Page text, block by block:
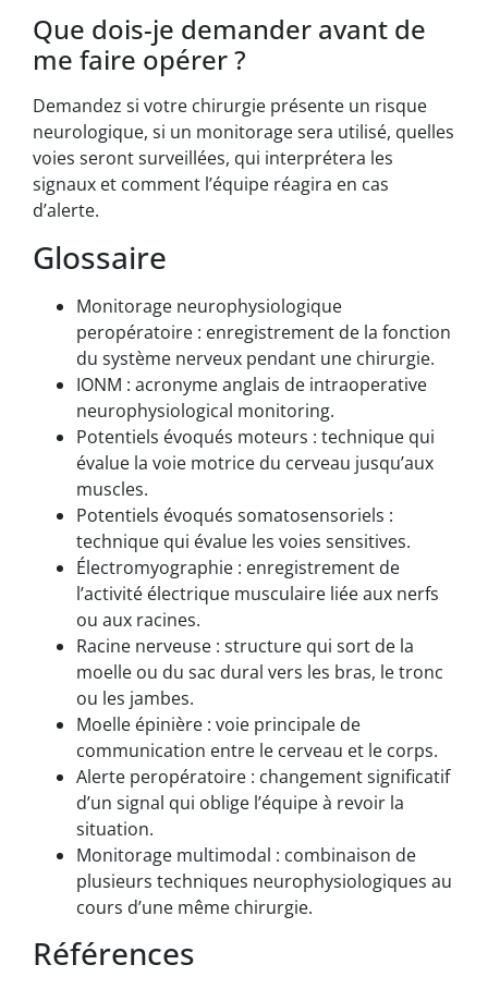
Que dois-je demander avant de
me faire opérer ?
Demandez si votre chirurgie présente un risque
neurologique, si un monitorage sera utilisé, quelles
voies seront surveillées, qui interprétera les
signaux et comment l’équipe réagira en cas
d’alerte.
Glossaire
Monitorage neurophysiologique
peropératoire : enregistrement de la fonction
du système nerveux pendant une chirurgie.
IONM : acronyme anglais de intraoperative
neurophysiological monitoring.
Potentiels évoqués moteurs : technique qui
évalue la voie motrice du cerveau jusqu’aux
muscles.
Potentiels évoqués somatosensoriels :
technique qui évalue les voies sensitives.
Électromyographie : enregistrement de
l’activité électrique musculaire liée aux nerfs
ou aux racines.
Racine nerveuse : structure qui sort de la
moelle ou du sac dural vers les bras, le tronc
ou les jambes.
Moelle épinière : voie principale de
communication entre le cerveau et le corps.
Alerte peropératoire : changement significatif
d’un signal qui oblige l’équipe à revoir la
situation.
Monitorage multimodal : combinaison de
plusieurs techniques neurophysiologiques au
cours d’une même chirurgie.
Références